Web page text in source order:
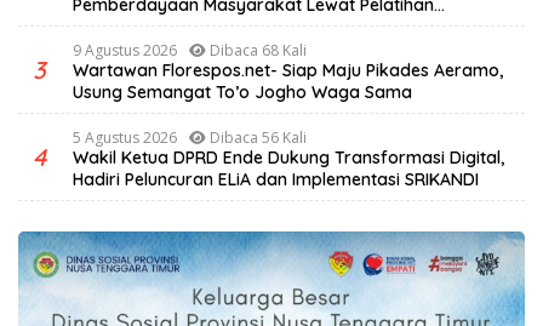
Pemberdayaan Masyarakat Lewat Pelatihan
Pengolahan Hasil Alam di Desa Sisir
3
9 Agustus 2026 Dibaca 68 Kali
Wartawan Florespos.net- Siap Maju Pikades Aeramo,
Usung Semangat To’o Jogho Waga Sama
4
5 Agustus 2026 Dibaca 56 Kali
Wakil Ketua DPRD Ende Dukung Transformasi Digital,
Hadiri Peluncuran ELiA dan Implementasi SRIKANDI